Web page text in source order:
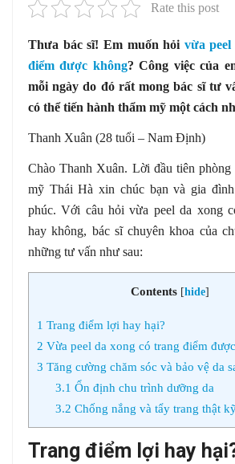
Rate this post
Thưa bác sĩ! Em muốn hỏi vừa
điểm được không? Công việc của
mỗi ngày do đó rất mong bác sĩ tư
có thể tiến hành thẩm mỹ một cách
Thanh Xuân (28 tuổi – Nam Định)
Chào Thanh Xuân. Lời đầu tiên phòng
mỹ Thái Hà xin chúc bạn và gia đình
phúc. Với câu hỏi vừa peel da xong
hay không, bác sĩ chuyên khoa của
những tư vấn như sau:
Contents [hide]
1 Trang điểm lợi hay hại?
2 Vừa peel da xong có trang điểm
3 Tăng cường chăm sóc và bảo vệ da
3.1 Ổn định chu trình dưỡng da
3.2 Chống nắng và tẩy trang thật
Trang điểm lợi hay